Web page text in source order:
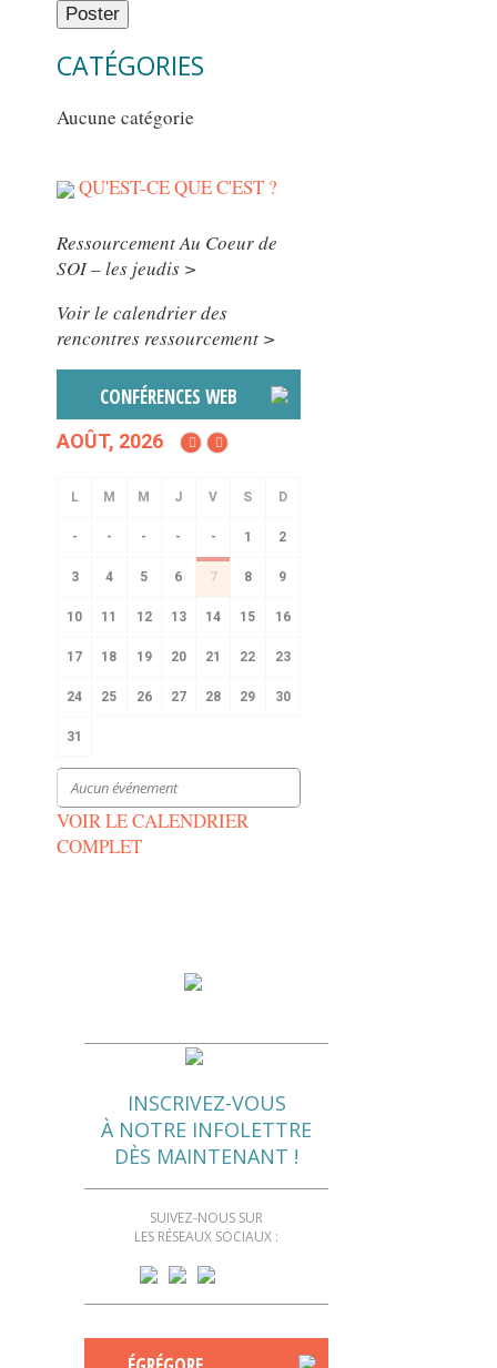
CATÉGORIES
Aucune catégorie
QU'EST-CE QUE C'EST ?
Ressourcement Au Coeur de
SOI – les jeudis >
Voir le calendrier des
rencontres ressourcement >
CONFÉRENCES WEB
AOÛT, 2026
- - - - - 1 2
3 4 5 6 7 8 9
10 11 12 13 14 15 16
17 18 19 20 21 22 23
24 25 26 27 28 29 30
31
Aucun événement
VOIR LE CALENDRIER
COMPLET
INSCRIVEZ-VOUS
À NOTRE INFOLETTRE
DÈS MAINTENANT !
SUIVEZ-NOUS SUR
LES RÉSEAUX SOCIAUX :